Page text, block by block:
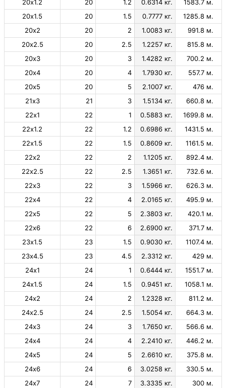
20х1.2 20 1.2 0.6314 кг.
1583.7 м.
20х1.5
20 1.5 0.7777 кг.
1285.8 м.
20х2
20 2 1.0083 кг.
991.8 м.
20х2.5
20 2.5 1.2257 кг.
815.8 м.
20х3
20 3 1.4282 кг.
700.2 м.
20х4
20 4 1.7930 кг.
557.7 м.
20х5
20 5 2.1007 кг.
476 м.
21х3
21 3 1.5134 кг.
660.8 м.
22х1
22 1 0.5883 кг.
1699.8 м.
22х1.2
22 1.2 0.6986 кг.
1431.5 м.
22х1.5
22 1.5 0.8609 кг.
1161.5 м.
22х2
22 2 1.1205 кг.
892.4 м.
22х2.5
22 2.5 1.3651 кг.
732.6 м.
22х3
22 3 1.5966 кг.
626.3 м.
22х4
22 4 2.0165 кг.
495.9 м.
22х5
22 5 2.3803 кг.
420.1 м.
22х6
22 6 2.6900 кг.
371.7 м.
23х1.5
23 1.5 0.9030 кг.
1107.4 м.
23х4.5
23 4.5 2.3312 кг.
429 м.
24х1
24 1 0.6444 кг.
1551.7 м.
24х1.5
24 1.5 0.9451 кг.
1058.1 м.
24х2
24 2 1.2328 кг.
811.2 м.
24х2.5
24 2.5 1.5054 кг.
664.3 м.
24х3
24 3 1.7650 кг.
566.6 м.
24х4
24 4 2.2410 кг.
446.2 м.
24х5
24 5 2.6610 кг.
375.8 м.
24х6
24 6 3.0258 кг.
330.5 м.
24х7
24 7 3.3335 кг.
300 м.